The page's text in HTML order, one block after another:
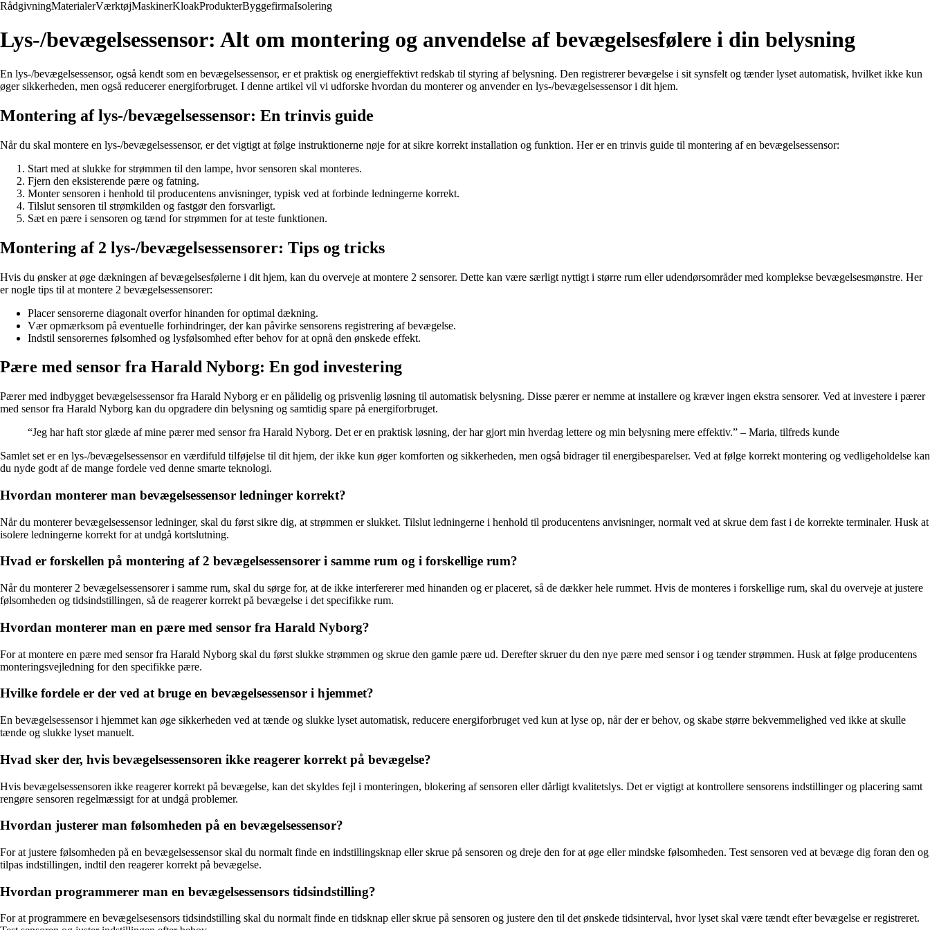
RådgivningMaterialerVærktøjMaskinerKloakProdukterByggefirmaIsolering
Lys-/bevægelsessensor: Alt om montering og anvendelse af bevægelsesfølere i din belysning
En lys-/bevægelsessensor, også kendt som en bevægelsessensor, er et praktisk og energieffektivt redskab til styring af belysning. Den registrerer bevægelse i sit synsfelt og tænder lyset automatisk, hvilket ikke kun
øger sikkerheden, men også reducerer energiforbruget. I denne artikel vil vi udforske hvordan du monterer og anvender en lys-/bevægelsessensor i dit hjem.
Montering af lys-/bevægelsessensor: En trinvis guide
Når du skal montere en lys-/bevægelsessensor, er det vigtigt at følge instruktionerne nøje for at sikre korrekt installation og funktion. Her er en trinvis guide til montering af en bevægelsessensor:
Start med at slukke for strømmen til den lampe, hvor sensoren skal monteres.
Fjern den eksisterende pære og fatning.
Monter sensoren i henhold til producentens anvisninger, typisk ved at forbinde ledningerne korrekt.
Tilslut sensoren til strømkilden og fastgør den forsvarligt.
Sæt en pære i sensoren og tænd for strømmen for at teste funktionen.
Montering af 2 lys-/bevægelsessensorer: Tips og tricks
Hvis du ønsker at øge dækningen af bevægelsesfølerne i dit hjem, kan du overveje at montere 2 sensorer. Dette kan være særligt nyttigt i større rum eller udendørsområder med komplekse bevægelsesmønstre. Her
er nogle tips til at montere 2 bevægelsessensorer:
Placer sensorerne diagonalt overfor hinanden for optimal dækning.
Vær opmærksom på eventuelle forhindringer, der kan påvirke sensorens registrering af bevægelse.
Indstil sensorernes følsomhed og lysfølsomhed efter behov for at opnå den ønskede effekt.
Pære med sensor fra Harald Nyborg: En god investering
Pærer med indbygget bevægelsessensor fra Harald Nyborg er en pålidelig og prisvenlig løsning til automatisk belysning. Disse pærer er nemme at installere og kræver ingen ekstra sensorer. Ved at investere i pærer
med sensor fra Harald Nyborg kan du opgradere din belysning og samtidig spare på energiforbruget.
“Jeg har haft stor glæde af mine pærer med sensor fra Harald Nyborg. Det er en praktisk løsning, der har gjort min hverdag lettere og min belysning mere effektiv.” – Maria, tilfreds kunde
Samlet set er en lys-/bevægelsessensor en værdifuld tilføjelse til dit hjem, der ikke kun øger komforten og sikkerheden, men også bidrager til energibesparelser. Ved at følge korrekt montering og vedligeholdelse kan
du nyde godt af de mange fordele ved denne smarte teknologi.
Hvordan monterer man bevægelsessensor ledninger korrekt?
Når du monterer bevægelsessensor ledninger, skal du først sikre dig, at strømmen er slukket. Tilslut ledningerne i henhold til producentens anvisninger, normalt ved at skrue dem fast i de korrekte terminaler. Husk at
isolere ledningerne korrekt for at undgå kortslutning.
Hvad er forskellen på montering af 2 bevægelsessensorer i samme rum og i forskellige rum?
Når du monterer 2 bevægelsessensorer i samme rum, skal du sørge for, at de ikke interfererer med hinanden og er placeret, så de dækker hele rummet. Hvis de monteres i forskellige rum, skal du overveje at justere
følsomheden og tidsindstillingen, så de reagerer korrekt på bevægelse i det specifikke rum.
Hvordan monterer man en pære med sensor fra Harald Nyborg?
For at montere en pære med sensor fra Harald Nyborg skal du først slukke strømmen og skrue den gamle pære ud. Derefter skruer du den nye pære med sensor i og tænder strømmen. Husk at følge producentens
monteringsvejledning for den specifikke pære.
Hvilke fordele er der ved at bruge en bevægelsessensor i hjemmet?
En bevægelsessensor i hjemmet kan øge sikkerheden ved at tænde og slukke lyset automatisk, reducere energiforbruget ved kun at lyse op, når der er behov, og skabe større bekvemmelighed ved ikke at skulle
tænde og slukke lyset manuelt.
Hvad sker der, hvis bevægelsessensoren ikke reagerer korrekt på bevægelse?
Hvis bevægelsessensoren ikke reagerer korrekt på bevægelse, kan det skyldes fejl i monteringen, blokering af sensoren eller dårligt kvalitetslys. Det er vigtigt at kontrollere sensorens indstillinger og placering samt
rengøre sensoren regelmæssigt for at undgå problemer.
Hvordan justerer man følsomheden på en bevægelsessensor?
For at justere følsomheden på en bevægelsessensor skal du normalt finde en indstillingsknap eller skrue på sensoren og dreje den for at øge eller mindske følsomheden. Test sensoren ved at bevæge dig foran den og
tilpas indstillingen, indtil den reagerer korrekt på bevægelse.
Hvordan programmerer man en bevægelsessensors tidsindstilling?
For at programmere en bevægelsesensors tidsindstilling skal du normalt finde en tidsknap eller skrue på sensoren og justere den til det ønskede tidsinterval, hvor lyset skal være tændt efter bevægelse er registreret.